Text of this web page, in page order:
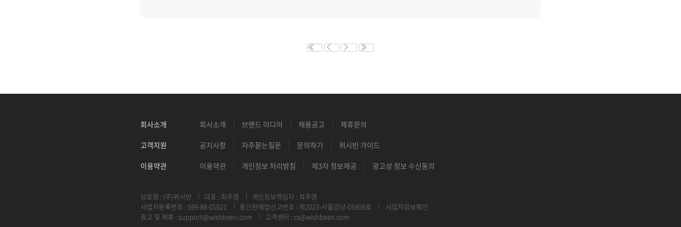
회사소개 회사소개 브랜드 미디어 채용공고 제휴문의
고객지원 공지사항 자주묻는질문 문의하기 위시빈 가이드
이용약관 이용약관 개인정보 처리방침 제3자 정보제공 광고성 정보 수신동의
상호명 : (주)위시빈 대표 : 최주영
개인정보책임자 : 최주영
사업자등록번호 : 599-88-01021
통신판매업신고번호 : 제2023-서울강남-05908호
사업자정보확인
광고 및 제휴 : support@wishbeen.com 고객센터 : cs@wishbeen.com